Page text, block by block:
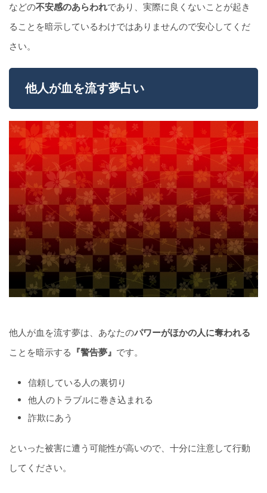
などの不安感のあらわれであり、実際に良くないことが起き
ることを暗示しているわけではありませんので安心してくだ
さい。
他人が血を流す夢占い
他人が血を流す夢は、あなたのパワーがほかの人に奪われる
ことを暗示する 『警告夢』 です。
信頼している人の裏切り
他人のトラブルに巻き込まれる
詐欺にあう
といった被害に遭う可能性が高いので、十分に注意して行動
してください。